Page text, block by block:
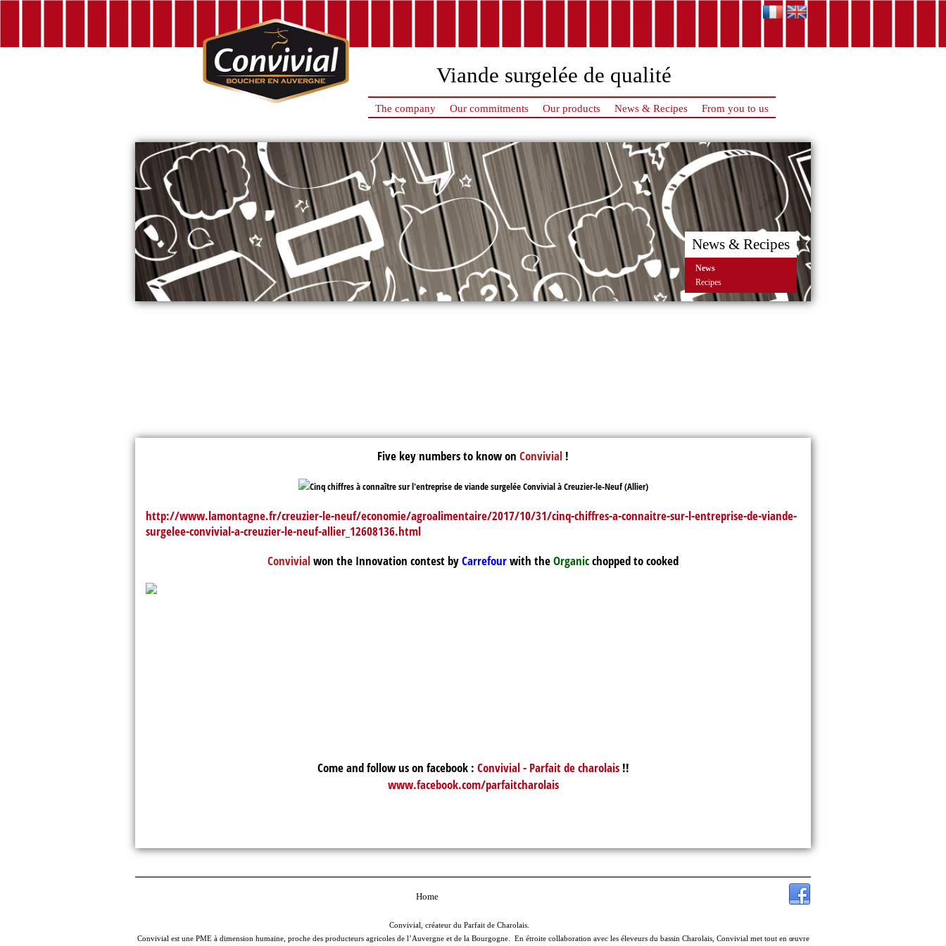
Viande surgelée de qualité
The company Our commitments Our products News & Recipes From you to us
News & Recipes
News
Recipes
Five key numbers to know on Convivial !
http://www.lamontagne.fr/creuzier-le-neuf/economie/agroalimentaire/2017/10/31/cinq-chiffres-a-connaitre-sur-l-entreprise-de-viande-
surgelee-convivial-a-creuzier-le-neuf-allier_12608136.html
Convivialwon the Innovation contest byCarrefourwith theOrganicchopped to cooked
Come and follow us on facebook : Convivial - Parfait de charolais!!
www.facebook.com/parfaitcharolais
Home
Convivial, créateur du Parfait de Charolais.
Convivial est une PME à dimension humaine, proche des producteurs agricoles de l’Auvergne et de la Bourgogne. En étroite collaboration avec les éleveurs du bassin Charolais, Convivial met tout en œuvre